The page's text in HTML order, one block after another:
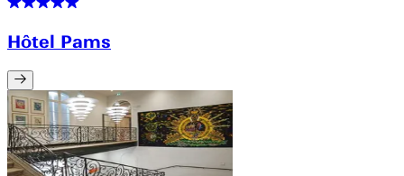
Hôtel Pams